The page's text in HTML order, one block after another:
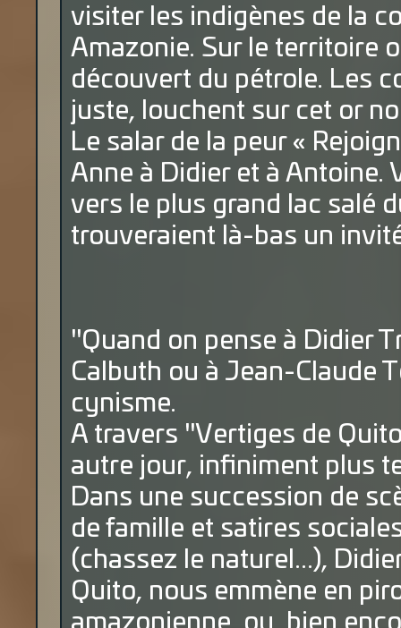
visiter les indigènes de la
Amazonie. Sur le territoire
découvert du pétrole. Les
juste, louchent sur cet or
Le salar de la peur «
Anne à Didier et à Antoine.
vers le plus grand lac salé
trouveraient là-bas un
"Quand on pense à Didier
Calbuth ou à Jean-Claude
cynisme.
A travers "Vertiges de
autre jour, infiniment plus
Dans une succession de
de famille et satires
(chassez le naturel...),
Quito, nous emmène en